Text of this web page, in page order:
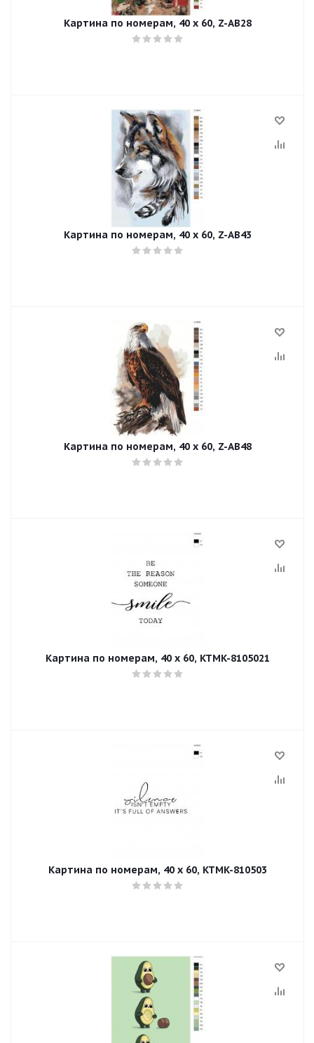
Картина по номерам, 40 x 60, Z-AB28
Картина по номерам, 40 x 60, Z-AB43
Картина по номерам, 40 x 60, Z-AB48
Картина по номерам, 40 x 60, KTMK-8105021
Картина по номерам, 40 x 60, KTMK-810503